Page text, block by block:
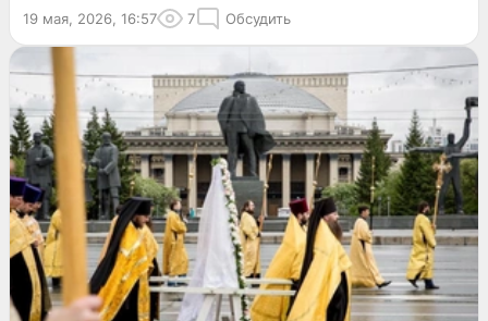
19 мая, 2026, 16:57 7 Обсудить